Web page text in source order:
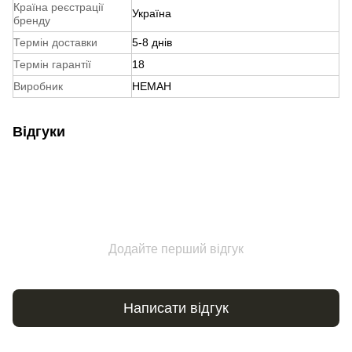
Країна реєстрації
бренду
Україна
Термін доставки
5-8 днів
Термін гарантії
18
Виробник
НЕМАН
Відгуки
Додайте перший відгук
Написати відгук